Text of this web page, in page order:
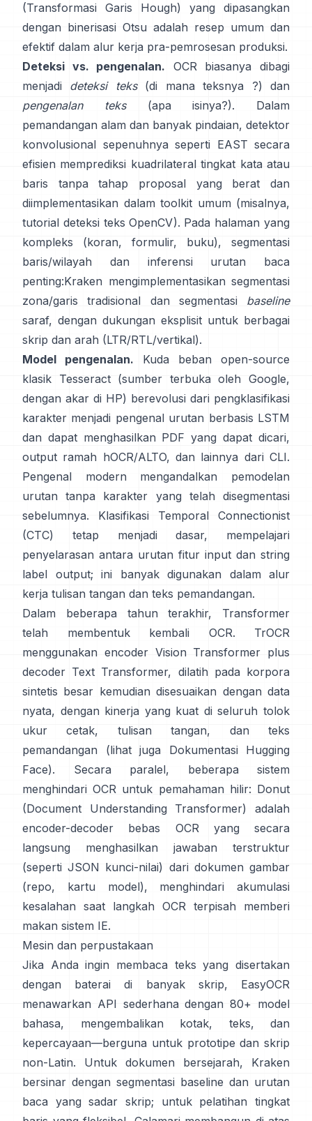
(Transformasi Garis Hough) yang dipasangkan
dengan binerisasi Otsu adalah resep umum dan
efektif dalam alur kerja pra-pemrosesan produksi.
Deteksi vs. pengenalan. OCR biasanya dibagi
menjadi deteksi teks(di mana teksnya ?) dan
pengenalan teks(apa isinya?). Dalam
pemandangan alam dan banyak pindaian, detektor
konvolusional sepenuhnya seperti EAST secara
efisien memprediksi kuadrilateral tingkat kata atau
baris tanpa tahap proposal yang berat dan
diimplementasikan dalam toolkit umum (misalnya,
tutorial deteksi teks OpenCV). Pada halaman yang
kompleks (koran, formulir, buku), segmentasi
baris/wilayah dan inferensi urutan baca
penting:Kraken mengimplementasikan segmentasi
zona/garis tradisional dan segmentasi baseline
saraf, dengan dukungan eksplisit untuk berbagai
skrip dan arah (LTR/RTL/vertikal).
Model pengenalan. Kuda beban open-source
klasik Tesseract (sumber terbuka oleh Google,
dengan akar di HP) berevolusi dari pengklasifikasi
karakter menjadi pengenal urutan berbasis LSTM
dan dapat menghasilkan PDF yang dapat dicari,
output ramah hOCR/ALTO, dan lainnya dari CLI.
Pengenal modern mengandalkan pemodelan
urutan tanpa karakter yang telah disegmentasi
sebelumnya.
Klasifikasi Temporal Connectionist
(CTC)
tetap menjadi dasar, mempelajari
penyelarasan antara urutan fitur input dan string
label output; ini banyak digunakan dalam alur
kerja tulisan tangan dan teks pemandangan.
Dalam beberapa tahun terakhir, Transformer
telah membentuk kembali OCR.
TrOCR
menggunakan encoder Vision Transformer plus
decoder Text Transformer, dilatih pada korpora
sintetis besar kemudian disesuaikan dengan data
nyata, dengan kinerja yang kuat di seluruh tolok
ukur cetak, tulisan tangan, dan teks
pemandangan (lihat juga
Dokumentasi Hugging
Face). Secara paralel, beberapa sistem
menghindari OCR untuk pemahaman hilir: Donut
(Document Understanding Transformer)
adalah
encoder-decoder bebas OCR yang secara
langsung menghasilkan jawaban terstruktur
(seperti JSON kunci-nilai) dari dokumen gambar
(repo, kartu model), menghindari akumulasi
kesalahan saat langkah OCR terpisah memberi
makan sistem IE.
Mesin dan perpustakaan
Jika Anda ingin membaca teks yang disertakan
dengan baterai di banyak skrip,
EasyOCR
menawarkan API sederhana dengan 80+ model
bahasa, mengembalikan kotak, teks, dan
kepercayaan—berguna untuk prototipe dan skrip
non-Latin. Untuk dokumen bersejarah,
Kraken
bersinar dengan segmentasi baseline dan urutan
baca yang sadar skrip; untuk pelatihan tingkat